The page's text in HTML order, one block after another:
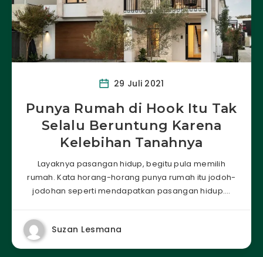
29 Juli 2021
Punya Rumah di Hook Itu Tak
Selalu Beruntung Karena
Kelebihan Tanahnya
Layaknya pasangan hidup, begitu pula memilih
rumah. Kata horang-horang punya rumah itu jodoh-
jodohan seperti mendapatkan pasangan hidup….
Suzan Lesmana